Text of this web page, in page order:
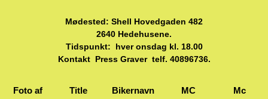
Mødested: Shell Hovedgaden 482
2640 Hedehusene.
Tidspunkt: hver onsdag kl. 18.00
Kontakt Press Graver telf. 40896736.
Foto af
Title Bikernavn
MC
Mc